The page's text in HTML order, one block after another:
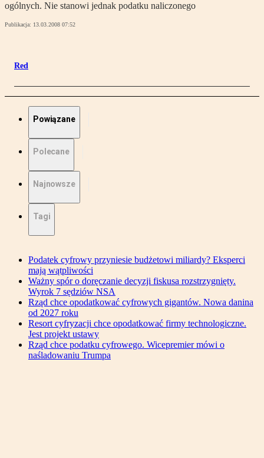
ogólnych. Nie stanowi jednak podatku naliczonego
Publikacja: 13.03.2008 07:52
Red
Powiązane
Polecane
Najnowsze
Tagi
Podatek cyfrowy przyniesie budżetowi miliardy? Eksperci
mają wątpliwości
Ważny spór o doręczanie decyzji fiskusa rozstrzygnięty.
Wyrok 7 sędziów NSA
Rząd chce opodatkować cyfrowych gigantów. Nowa danina
od 2027 roku
Resort cyfryzacji chce opodatkować firmy technologiczne.
Jest projekt ustawy
Rząd chce podatku cyfrowego. Wicepremier mówi o
naśladowaniu Trumpa